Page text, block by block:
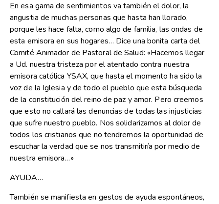
En esa gama de sentimientos va también el dolor, la
angustia de muchas personas que hasta han llorado,
porque les hace falta, como algo de familia, las ondas de
esta emisora en sus hogares… Dice una bonita carta del
Comité Animador de Pastoral de Salud: «Hacemos llegar
a Ud. nuestra tristeza por el atentado contra nuestra
emisora católica YSAX, que hasta el momento ha sido la
voz de la Iglesia y de todo el pueblo que esta búsqueda
de la constitución del reino de paz y amor. Pero creemos
que esto no callará las denuncias de todas las injusticias
que sufre nuestro pueblo. Nos solidarizamos al dolor de
todos los cristianos que no tendremos la oportunidad de
escuchar la verdad que se nos transmitiría por medio de
nuestra emisora…»
AYUDA…
También se manifiesta en gestos de ayuda espontáneos,